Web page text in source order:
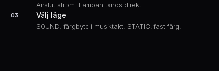
Anslut ström. Lampan tänds direkt.
03 Välj läge
SOUND: färgbyte i musiktakt. STATIC: fast färg.